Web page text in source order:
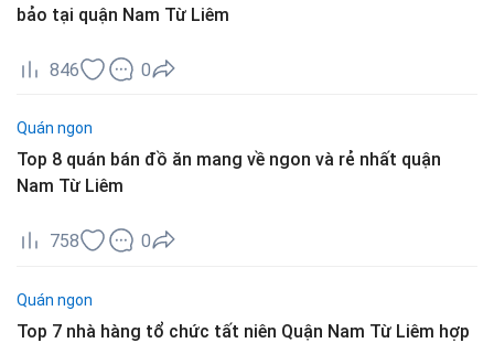
bảo tại quận Nam Từ Liêm
846 0
Quán ngon
Top 8 quán bán đồ ăn mang về ngon và rẻ nhất quận
Nam Từ Liêm
758 0
Quán ngon
Top 7 nhà hàng tổ chức tất niên Quận Nam Từ Liêm hợp